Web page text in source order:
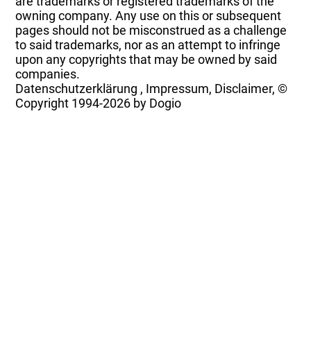
owning company. Any use on this or subsequent
pages should not be misconstrued as a challenge
to said trademarks, nor as an attempt to infringe
upon any copyrights that may be owned by said
companies.
Datenschutzerklärung , Impressum, Disclaimer, ©
Copyright 1994-2026 by Dogio